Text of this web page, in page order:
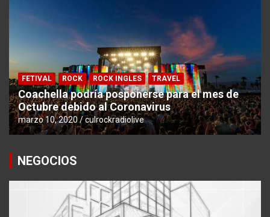
FETIVAL ROCK ROCK INGLES TRAVEL
Coachella podría posponerse para el mes de
Octubre debido al Coronavirus
marzo 10, 2020 culrockradiolive
NEGOCIOS